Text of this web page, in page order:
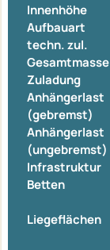
Innenhöhe
Aufbauart
techn. zul.
Gesamtmasse
Zuladung
Anhängerlast
(gebremst)
Anhängerlast
(ungebremst)
Infrastruktur
Betten
Liegeflächen